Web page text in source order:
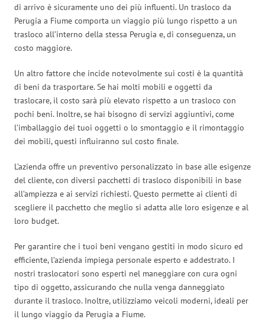
di arrivo è sicuramente uno dei più influenti. Un trasloco da
Perugia a Fiume comporta un viaggio più lungo rispetto a un
trasloco all’interno della stessa Perugia e, di conseguenza, un
costo maggiore.
Un altro fattore che incide notevolmente sui costi è la quantità
di beni da trasportare. Se hai molti mobili e oggetti da
traslocare, il costo sarà più elevato rispetto a un trasloco con
pochi beni. Inoltre, se hai bisogno di servizi aggiuntivi, come
l’imballaggio dei tuoi oggetti o lo smontaggio e il rimontaggio
dei mobili, questi influiranno sul costo finale.
L’azienda offre un preventivo personalizzato in base alle esigenze
del cliente, con diversi pacchetti di trasloco disponibili in base
all’ampiezza e ai servizi richiesti. Questo permette ai clienti di
scegliere il pacchetto che meglio si adatta alle loro esigenze e al
loro budget.
Per garantire che i tuoi beni vengano gestiti in modo sicuro ed
efficiente, l’azienda impiega personale esperto e addestrato. I
nostri traslocatori sono esperti nel maneggiare con cura ogni
tipo di oggetto, assicurando che nulla venga danneggiato
durante il trasloco. Inoltre, utilizziamo veicoli moderni, ideali per
il lungo viaggio da Perugia a Fiume.